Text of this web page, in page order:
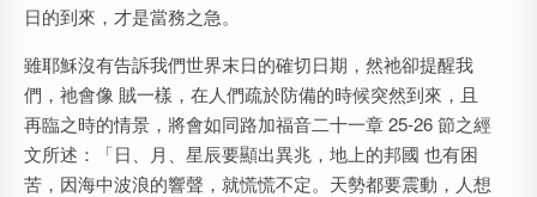
日的到來，才是當務之急。
雖耶穌沒有告訴我們世界末日的確切日期，然祂卻提醒我
們，祂會像 賊一樣，在人們疏於防備的時候突然到來，且
再臨之時的情景，將會如同路加福音二十一章 25-26 節之經
文所述：「日、月、星辰要顯出異兆，地上的邦國 也有困
苦，因海中波浪的響聲，就慌慌不定。天勢都要震動，人想